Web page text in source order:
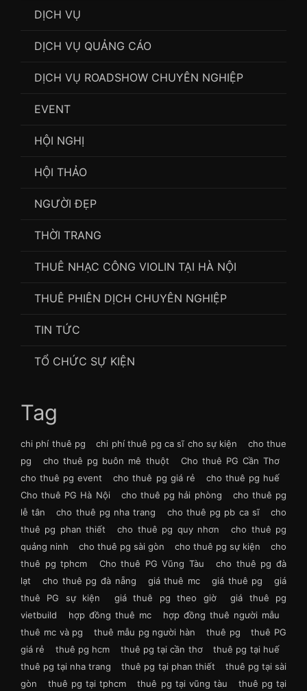
DỊCH VỤ
DỊCH VỤ QUẢNG CÁO
DỊCH VỤ ROADSHOW CHUYÊN NGHIỆP
EVENT
HỘI NGHỊ
HỘI THẢO
NGƯỜI ĐẸP
THỜI TRANG
THUÊ NHẠC CÔNG VIOLIN TẠI HÀ NỘI
THUÊ PHIÊN DỊCH CHUYÊN NGHIỆP
TIN TỨC
TỔ CHỨC SỰ KIỆN
Tag
chi phí thuê pg chi phí thuê pg ca sĩ cho sự kiện
cho thue
pg
cho thuê pg buôn mê thuột
Cho thuê PG Cần Thơ
cho thuê pg event
cho thuê pg giá rẻ
cho thuê pg huế
Cho thuê PG Hà Nội
cho thuê pg hải phòng
cho thuê pg
lễ tân
cho thuê pg nha trang cho thuê pg pb ca sĩ
cho
thuê pg phan thiết
cho thuê pg quy nhơn
cho thuê pg
quảng ninh
cho thuê pg sài gòn cho thuê pg sự kiện
cho
thuê pg tphcm
Cho thuê PG Vũng Tàu
cho thuê pg đà
lạt
cho thuê pg đà nẵng giá thuê mc giá thuê pg
giá
thuê PG sự kiện
giá thuê pg theo giờ
giá thuê pg
vietbuild
hợp đồng thuê mc
hợp đồng thuê người mẫu
thuê mc và pg
thuê mẫu pg người hàn thuê pg
thuê PG
giá rẻ
thuê pg hcm thuê pg tại cần thơ
thuê pg tại huế
thuê pg tại nha trang
thuê pg tại phan thiết
thuê pg tại sài
gòn
thuê pg tại tphcm thuê pg tại vũng tàu thuê pg tại